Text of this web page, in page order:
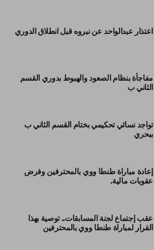
اعتذار عبدالواحد عن نبروه قبل انطلاق الدوري
مفاجأة بنظام الصعود والهبوط بدوري القسم
الثاني ب
تواجد نسائي تحكيمي بختام القسم الثاني ب
ببحري
إعادة مباراة طنطا ووي بالمحترفين وفرض
عقوبات مالية.
عقب إجتماع لجنة المسابقات.. توصية بهذا
القرار لمباراة طنطا ووي بالمحترفين